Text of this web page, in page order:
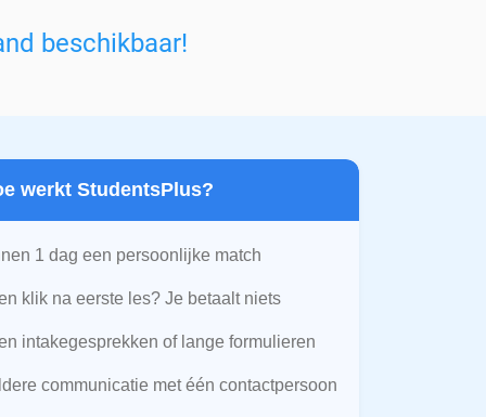
beschikbaar!
werkt StudentsPlus?
1 dag een persoonlijke match
klik na eerste les? Je betaalt niets
intakegesprekken of lange formulieren
communicatie met één contactpersoon